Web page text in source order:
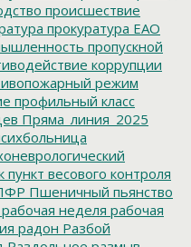
происшествие
прокуратура ЕАО
пропускной
коррупции
режим
профильный класс
Пряма_линия_2025
пункт весового контроля
Пшеничный пьянство
рабочая неделя рабочая
радон Разбой